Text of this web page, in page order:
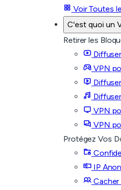
Voir Toutes
C'est quoi un
Retirer les
VPN
VPN
VPN
Protégez Vos
IP